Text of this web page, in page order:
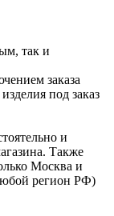
так и
заказа
под заказ
и
Также
Москва и
регион РФ)